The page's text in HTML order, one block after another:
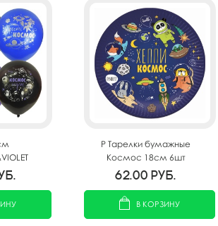
25шт
P Тарелки бумажные
Космос 18см 6шт
62.00 руб.
В КОРЗИНУ